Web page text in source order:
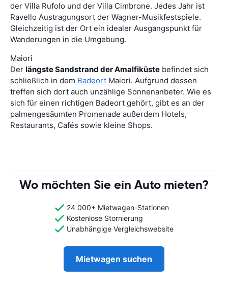
der Villa Rufolo und der Villa Cimbrone. Jedes Jahr ist
Ravello Austragungsort der Wagner-Musikfestspiele.
Gleichzeitig ist der Ort ein idealer Ausgangspunkt für
Wanderungen in die Umgebung.
Maiori
Der längste Sandstrand der Amalfiküste befindet sich
schließlich in dem Badeort Maiori. Aufgrund dessen
treffen sich dort auch unzählige Sonnenanbeter. Wie es
sich für einen richtigen Badeort gehört, gibt es an der
palmengesäumten Promenade außerdem Hotels,
Restaurants, Cafés sowie kleine Shops.
Wo möchten Sie ein Auto mieten?
24 000+ Mietwagen-Stationen
Kostenlose Stornierung
Unabhängige Vergleichswebsite
Mietwagen suchen